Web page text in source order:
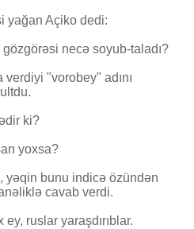
yağan Açiko dedi:
necə soyub-taladı?
"vorobey" adını
ki?
yoxsa?
yəqin bunu indicə özündən
cavab verdi.
ruslar yaraşdırıblar.